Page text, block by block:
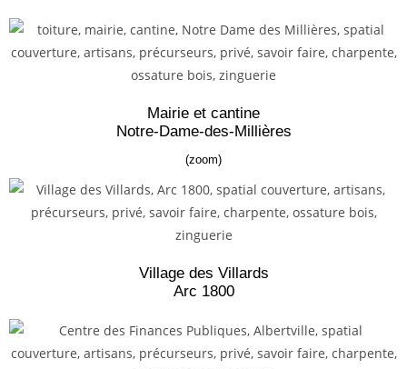
Mairie et cantine
Notre-Dame-des-Millières
(zoom)
Village des Villards
Arc 1800